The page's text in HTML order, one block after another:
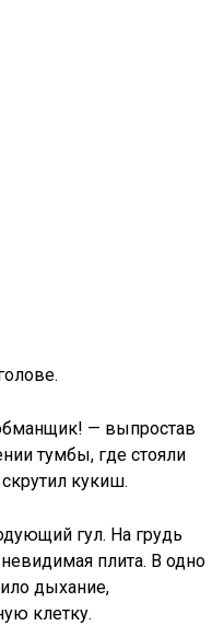
— выпростав
тумбы, где стояли
кукиш.
гул. На грудь
плита. В одно
дыхание,
клетку.